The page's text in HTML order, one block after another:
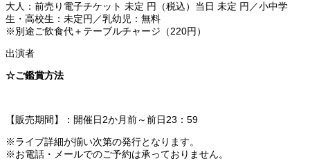
大人：前売り電子チケット 未定 円（税込）当日 未定 円／小中学
生・高校生：未定円／乳幼児：無料
※別途ご飲食代＋テーブルチャージ（220円）
出演者
☆ご鑑賞方法
【販売期間】：開催日2か月前～前日23：59
※ライブ詳細が揃い次第の発行となります。
※お電話・メールでのご予約は承っておりません。